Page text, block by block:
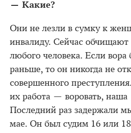
— Какие?
Они не лезли в сумку к
инвалиду. Сейчас
любого человека. Если
раньше, то он никогда не
совершенного
их работа — воровать,
Последний раз задержали
мае. Он был судим 16 или